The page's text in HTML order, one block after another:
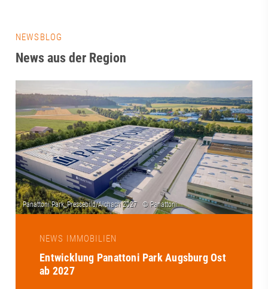
NEWSBLOG
News aus der Region
NEWS IMMOBILIEN
Entwicklung Panattoni Park Augsburg Ost
ab 2027